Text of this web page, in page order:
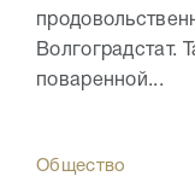
Волгоградстат.
поваренной...
Общество